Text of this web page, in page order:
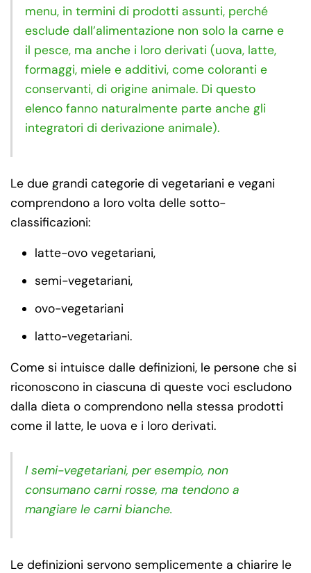
menu, in termini di prodotti assunti, perché
esclude dall’alimentazione non solo la carne e
il pesce, ma anche i loro derivati (uova, latte,
formaggi, miele e additivi, come coloranti e
conservanti, di origine animale. Di questo
elenco fanno naturalmente parte anche gli
integratori di derivazione animale).
Le due grandi categorie di vegetariani e vegani
comprendono a loro volta delle sotto-
classificazioni:
latte-ovo vegetariani,
semi-vegetariani,
ovo-vegetariani
latto-vegetariani.
Come si intuisce dalle definizioni, le persone che si
riconoscono in ciascuna di queste voci escludono
dalla dieta o comprendono nella stessa prodotti
come il latte, le uova e i loro derivati.
I semi-vegetariani, per esempio, non
consumano carni rosse, ma tendono a
mangiare le carni bianche.
Le definizioni servono semplicemente a chiarire le